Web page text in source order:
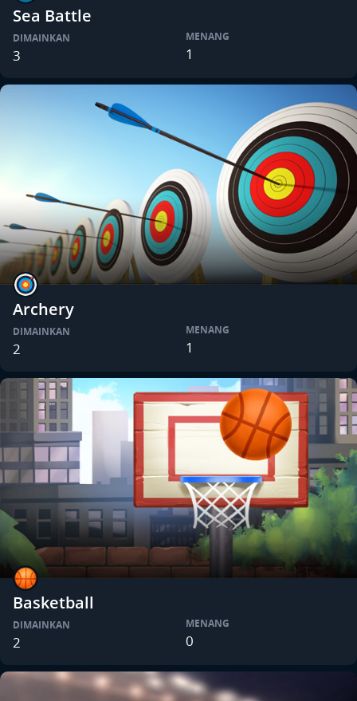
Sea Battle
DIMAINKAN
3
MENANG
1
Archery
DIMAINKAN
2
MENANG
1
Basketball
DIMAINKAN
2
MENANG
0